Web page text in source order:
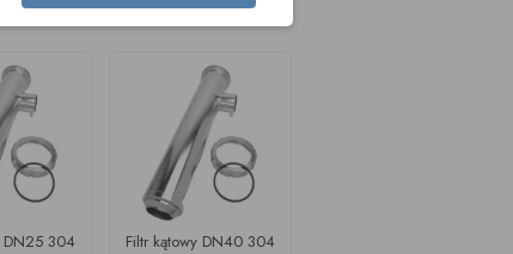
DN25 304 Filtr kątowy DN40 304